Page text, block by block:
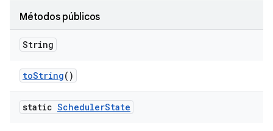
Métodos públicos
String
toString()
static SchedulerState